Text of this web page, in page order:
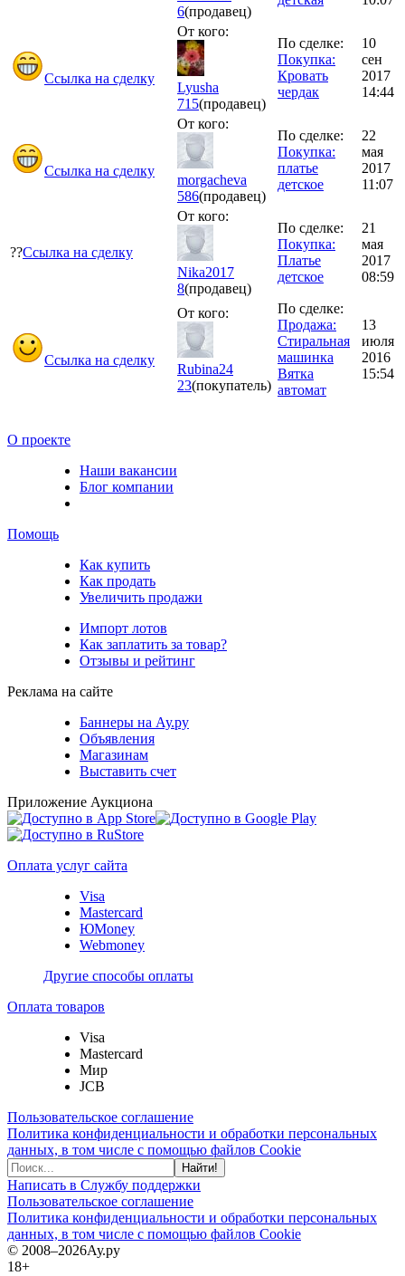
6(продавец)
Ссылка на сделку
От кого:
Lyusha
715(продавец)
По сделке:
Покупка:
Кровать
чердак
10
сен
2017
14:44
Ссылка на сделку
От кого:
morgacheva
586(продавец)
По сделке:
Покупка:
платье
детское
22
мая
2017
11:07
??Ссылка на сделку
От кого:
Nika2017
8(продавец)
По сделке:
Покупка:
Платье
детское
21
мая
2017
08:59
Ссылка на сделку
От кого:
Rubina24
23(покупатель)
По сделке:
Продажа:
Стиральная
машинка
Вятка
автомат
13
июля
2016
15:54
О проекте
Наши вакансии
Блог компании
Помощь
Как купить
Как продать
Увеличить продажи
Импорт лотов
Как заплатить за товар?
Отзывы и рейтинг
Реклама на сайте
Баннеры на Ау.ру
Объявления
Магазинам
Выставить счет
Приложение Аукциона
Оплата услуг сайта
Visa
Mastercard
ЮMoney
Webmoney
Другие способы оплаты
Оплата товаров
Visa
Mastercard
Мир
JCB
Пользовательское соглашение
Политика конфиденциальности и обработки персональных
данных, в том числе с помощью файлов Cookie
Найти!
Написать в Службу поддержки
Пользовательское соглашение
Политика конфиденциальности и обработки персональных
данных, в том числе с помощью файлов Cookie
© 2008–2026Ау.ру
18+